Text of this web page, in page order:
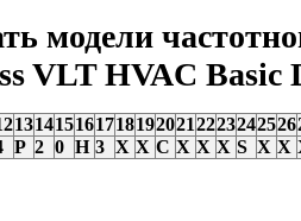
модели
VLT HVAC Basic
1314151617181920212223242526
P 2 0 H 3 X X С X X X S X X